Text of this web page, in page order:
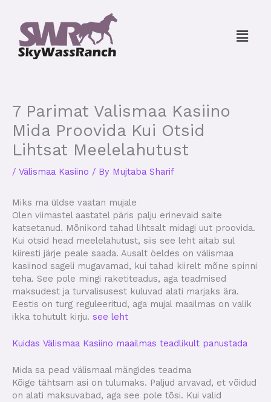
content
Menu
7 Parimat Valismaa Kasiino
Mida Proovida Kui Otsid
Lihtsat Meelelahutust
/ Välismaa Kasiino / By Mujtaba Sharif
Miks ma üldse vaatan mujale
Olen viimastel aastatel päris palju erinevaid saite
katsetanud. Mõnikord tahad lihtsalt midagi uut proovida.
Kui otsid head meelelahutust, siis see leht aitab sul
kiiresti järje peale saada. Ausalt öeldes on välismaa
kasiinod sageli mugavamad, kui tahad kiirelt mõne spinni
teha. See pole mingi raketiteadus, aga teadmised
maksudest ja turvalisusest kuluvad alati marjaks ära.
Eestis on turg reguleeritud, aga mujal maailmas on valik
ikka tohutult kirju. see leht
Kuidas Välismaa Kasiino maailmas teadlikult panustada
Mida sa pead välismaal mängides teadma
Kõige tähtsam asi on tulumaks. Paljud arvavad, et võidud
on alati maksuvabad, aga see pole tõsi. Kui valid